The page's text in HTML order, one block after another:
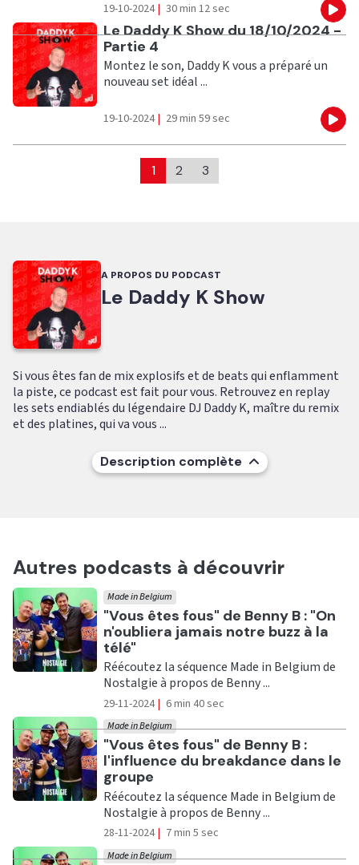
19-10-2024 | 30 min 12 sec
Ecouter
Le Daddy K Show du 18/10/2024 -
Partie 4
Montez le son, Daddy K vous a préparé un
nouveau set idéal ...
19-10-2024 | 29 min 59 sec
1 2 3
A PROPOS DU PODCAST
Le Daddy K Show
Si vous êtes fan de mix explosifs et de beats qui enflamment
la piste, ce podcast est fait pour vous. Retrouvez en replay
les sets endiablés du légendaire DJ Daddy K, maître du remix
et des platines, qui va vous ...
Description complète
Autres podcasts à découvrir
Ecouter
"Vous êtes fous" de Benny B : "On
n'oubliera jamais notre buzz à la
télé"
Made in Belgium
Réécoutez la séquence Made in Belgium de
Nostalgie à propos de Benny ...
29-11-2024 | 6 min 40 sec
Ecouter
"Vous êtes fous" de Benny B :
l'influence du breakdance dans le
groupe
Made in Belgium
Réécoutez la séquence Made in Belgium de
Nostalgie à propos de Benny ...
28-11-2024 | 7 min 5 sec
Made in Belgium